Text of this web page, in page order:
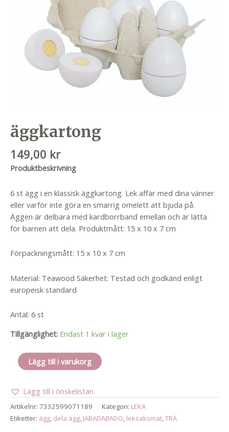
äggkartong
149,00 kr
Produktbeskrivning
6 st ägg i en klassisk äggkartong. Lek affär med dina vänner
eller varför inte göra en smarrig omelett att bjuda på.
Äggen är delbara med kardborrband emellan och är lätta
för barnen att dela. Produktmått: 15 x 10 x 7 cm
Förpackningsmått: 15 x 10 x 7 cm
Material: Teawood Säkerhet: Testad och godkänd enligt
europeisk standard
Antal: 6 st
Tillgänglighet: Endast 1 kvar i lager
äggkartong
mängd
Lägg till i varukorg
Lägg till i önskelistan
Artikelnr: 7332599071189 Kategori: LEKA
Etiketter: ägg, dela ägg, JABADABADO, leksaksmat,TRÄ